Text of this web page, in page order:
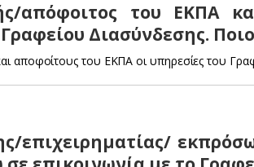
απόφοιτος του ΕΚΠΑ
Διασύνδεσης.
αποφοίτους του ΕΚΠΑ οι υπηρεσίες του
επιχειρηματίας/